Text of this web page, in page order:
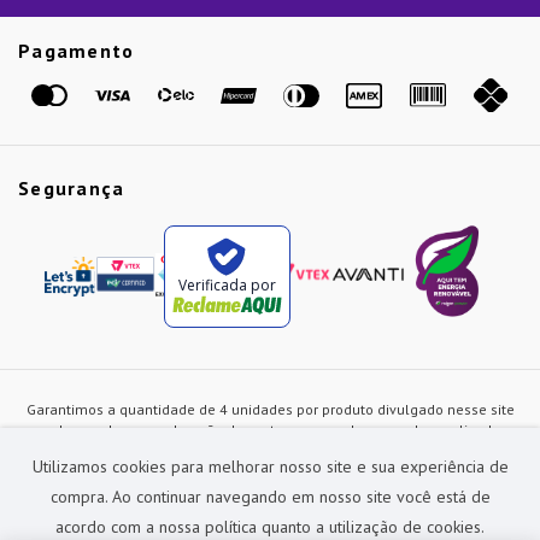
Utilizamos cookies para melhorar nosso site e sua experiência de
compra. Ao continuar navegando em nosso site você está de
acordo com a nossa política quanto a utilização de cookies.
Pagamento
Segurança
Verificada por
Garantimos a quantidade de 4 unidades por produto divulgado nesse site
ou de acordo com a duração dos estoques, sendo as vendas realizadas
alterados a qualquer instante sem prévia comunicação e são exclusivos
para a loja virtual, não restando nenhuma obrigação de prática similar nas
lojas físicas da rede Preçolandia. Todas as imagens dos produtos são
meramente ilustrativas.